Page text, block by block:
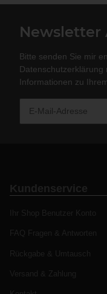
Newsletter
Bitte senden Sie mir
Datenschutzerklärung
Informationen zu